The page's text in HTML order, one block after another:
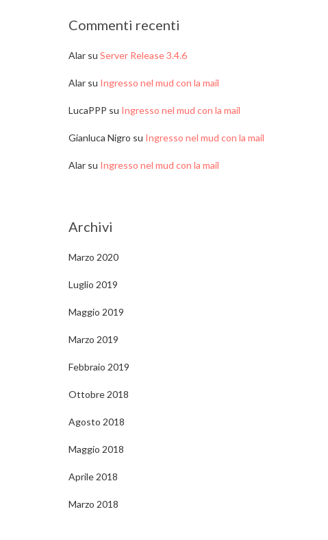
Commenti recenti
Alarsu Server Release 3.4.6
Alarsu Ingresso nel mud con la mail
LucaPPP su Ingresso nel mud con la mail
Gianluca Nigro su Ingresso nel mud con la mail
Alarsu Ingresso nel mud con la mail
Archivi
Marzo 2020
Luglio 2019
Maggio 2019
Marzo 2019
Febbraio 2019
Ottobre 2018
Agosto 2018
Maggio 2018
Aprile 2018
Marzo 2018